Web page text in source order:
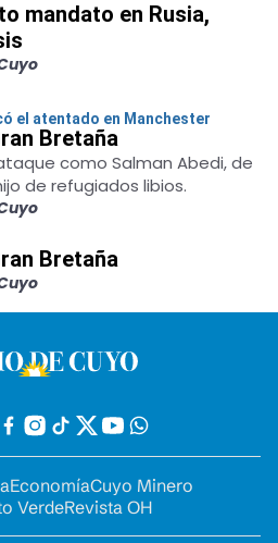
mandato en Rusia,
el atentado en Manchester
Bretaña
como Salman Abedi, de
de refugiados libios.
Bretaña
EconomíaCuyo Minero
VerdeRevista OH